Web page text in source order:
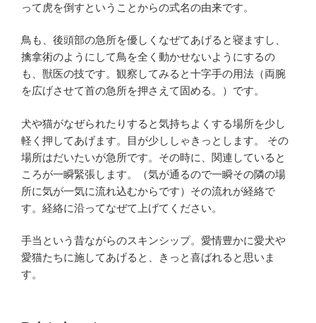
って虎を倒すということからの式名の由来です。
鳥も、後頭部の急所を優しくなぜてあげると寝ますし、
擒拿術のようにして鳥を全く動かせないようにするの
も、獣医の技です。観察してみると十字手の用法（両腕
を広げさせて首の急所を押さえて固める。）です。
犬や猫がなぜられたりすると気持ちよくする場所を少し
軽く押してあげます。目が少ししゃきっとします。 その
場所はだいたいが急所です。その時に、関連していると
ころが一瞬緊張します。（気が通るので一瞬その隣の場
所に気が一気に流れ込むからです）その流れが経絡で
す。経絡に沿ってなぜて上げてください。
手当という昔ながらのスキンシップ。愛情豊かに愛犬や
愛猫たちに施してあげると、きっと喜ばれると思いま
す。